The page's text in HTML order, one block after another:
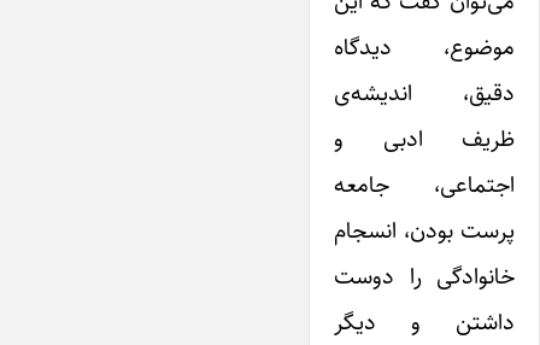
موضوع، دیدگاه
دقیق، اندیشه‌ی
ظریف ادبی و
اجتماعی، جامعه
پرست بودن، انسجام
خانوادگی را دوست
داشتن و دیگر